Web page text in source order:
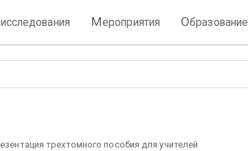
Мероприятия Образование
трехтомного пособия для учителей